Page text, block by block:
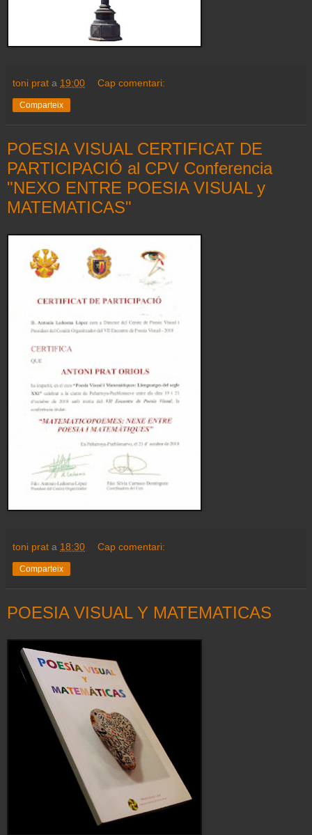
toni prat a 19:00 Cap comentari:
Comparteix
POESIA VISUAL CERTIFICAT DE
PARTICIPACIÓ al CPV Conferencia
"NEXO ENTRE POESIA VISUAL y
MATEMATICAS"
toni prat a 18:30 Cap comentari:
Comparteix
POESIA VISUAL Y MATEMATICAS